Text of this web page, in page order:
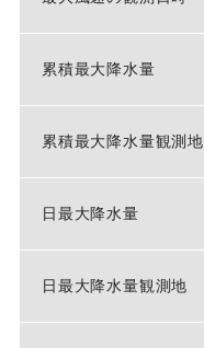
累積最大降水量
累積最大降水量観測地
日最大降水量
日最大降水量観測地